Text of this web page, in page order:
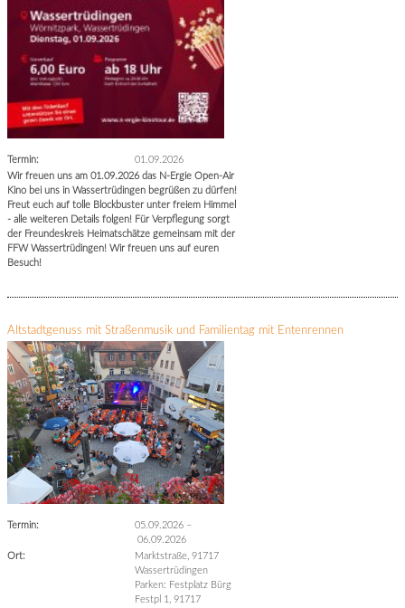
Termin:
01.09.2026
Wir freuen uns am 01.09.2026 das N-Ergie Open-Air
Kino bei uns in Wassertrüdingen begrüßen zu dürfen!
Freut euch auf tolle Blockbuster unter freiem Himmel
- alle weiteren Details folgen! Für Verpflegung sorgt
der Freundeskreis Heimatschätze gemeinsam mit der
FFW Wassertrüdingen! Wir freuen uns auf euren
Besuch!
Altstadtgenuss mit Straßenmusik und Familientag mit Entenrennen
Termin: 05.09.2026 –
06.09.2026
Ort:
Marktstraße, 91717
Wassertrüdingen
Parken: Festplatz Bürg
Festpl 1, 91717